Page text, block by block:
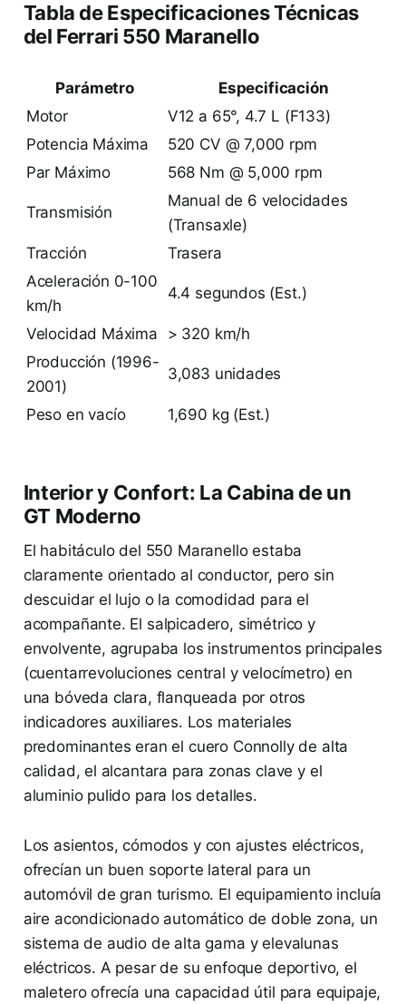
Tabla de Especificaciones Técnicas
del Ferrari 550 Maranello
Parámetro
Especificación
Motor
V12 a 65°, 4.7 L (F133)
Potencia Máxima
520 CV @ 7,000 rpm
Par Máximo
568 Nm @ 5,000 rpm
Transmisión
Manual de 6 velocidades
(Transaxle)
Tracción
Trasera
Aceleración 0-100
km/h
4.4 segundos (Est.)
Velocidad Máxima
> 320 km/h
Producción (1996-
2001)
3,083 unidades
Peso en vacío 1,690 kg (Est.)
Interior y Confort: La Cabina de un
GT Moderno
El habitáculo del 550 Maranello estaba
claramente orientado al conductor, pero sin
descuidar el lujo o la comodidad para el
acompañante. El salpicadero, simétrico y
envolvente, agrupaba los instrumentos principales
(cuentarrevoluciones central y velocímetro) en
una bóveda clara, flanqueada por otros
indicadores auxiliares. Los materiales
predominantes eran el cuero Connolly de alta
calidad, el alcantara para zonas clave y el
aluminio pulido para los detalles.
Los asientos, cómodos y con ajustes eléctricos,
ofrecían un buen soporte lateral para un
automóvil de gran turismo. El equipamiento incluía
aire acondicionado automático de doble zona, un
sistema de audio de alta gama y elevalunas
eléctricos. A pesar de su enfoque deportivo, el
maletero ofrecía una capacidad útil para equipaje,